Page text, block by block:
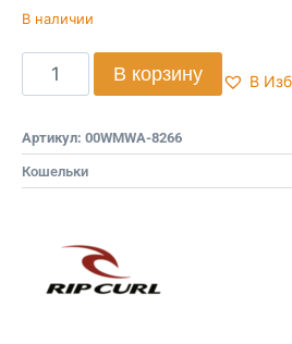
В наличии
В корзину В
Артикул: 00WMWA-8266
Кошельки